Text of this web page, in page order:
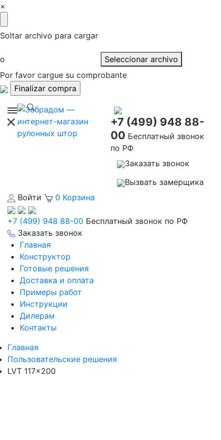
×
Soltar archivo para cargar
o
Seleccionar archivo
Por favor cargue su comprobante
+7 (499) 948 88-
00 Бесплатный звонок
по РФ
Заказать звонок
Вызвать замерщика
Войти
0 Корзина
+7 (499) 948 88-00 Бесплатный звонок по РФ
Заказать звонок
Главная
Конструктор
Готовые решения
Доставка и оплата
Примеры работ
Инструкции
Дилерам
Контакты
Главная
Пользовательские решения
LVT 117×200